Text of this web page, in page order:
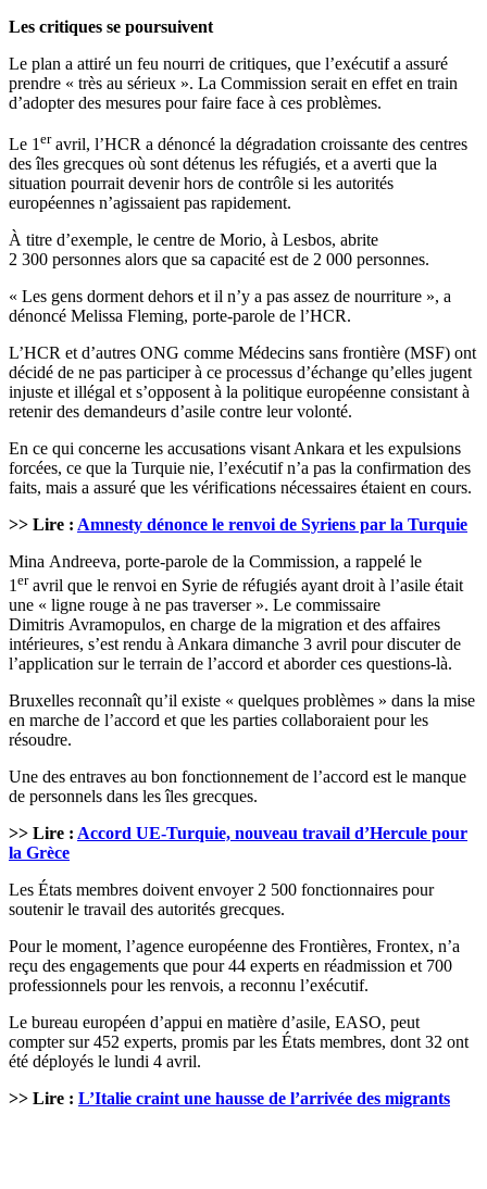
Les critiques se poursuivent
Le plan a attiré un feu nourri de critiques, que l’exécutif a assuré
prendre « très au sérieux ». La Commission serait en effet en train
d’adopter des mesures pour faire face à ces problèmes.
Le 1 eravril, l’HCR a dénoncé la dégradation croissante des centres
des îles grecques où sont détenus les réfugiés, et a averti que la
situation pourrait devenir hors de contrôle si les autorités
européennes n’agissaient pas rapidement.
À titre d’exemple, le centre de Morio, à Lesbos, abrite
2 300 personnes alors que sa capacité est de 2 000 personnes.
« Les gens dorment dehors et il n’y a pas assez de nourriture », a
dénoncé Melissa Fleming, porte-parole de l’HCR.
L’HCR et d’autres ONG comme Médecins sans frontière (MSF) ont
décidé de ne pas participer à ce processus d’échange qu’elles jugent
injuste et illégal et s’opposent à la politique européenne consistant à
retenir des demandeurs d’asile contre leur volonté.
En ce qui concerne les accusations visant Ankara et les expulsions
forcées, ce que la Turquie nie, l’exécutif n’a pas la confirmation des
faits, mais a assuré que les vérifications nécessaires étaient en cours.
>> Lire : Amnesty dénonce le renvoi de Syriens par la Turquie
Mina Andreeva, porte-parole de la Commission, a rappelé le
1 eravril que le renvoi en Syrie de réfugiés ayant droit à l’asile était
une « ligne rouge à ne pas traverser ». Le commissaire
Dimitris Avramopulos, en charge de la migration et des affaires
intérieures, s’est rendu à Ankara dimanche 3 avril pour discuter de
l’application sur le terrain de l’accord et aborder ces questions-là.
Bruxelles reconnaît qu’il existe « quelques problèmes » dans la mise
en marche de l’accord et que les parties collaboraient pour les
résoudre.
Une des entraves au bon fonctionnement de l’accord est le manque
de personnels dans les îles grecques.
>> Lire : Accord UE-Turquie, nouveau travail d’Hercule pour
la Grèce
Les États membres doivent envoyer 2 500 fonctionnaires pour
soutenir le travail des autorités grecques.
Pour le moment, l’agence européenne des Frontières, Frontex, n’a
reçu des engagements que pour 44 experts en réadmission et 700
professionnels pour les renvois, a reconnu l’exécutif.
Le bureau européen d’appui en matière d’asile, EASO, peut
compter sur 452 experts, promis par les États membres, dont 32 ont
été déployés le lundi 4 avril.
>> Lire : L’Italie craint une hausse de l’arrivée des migrants